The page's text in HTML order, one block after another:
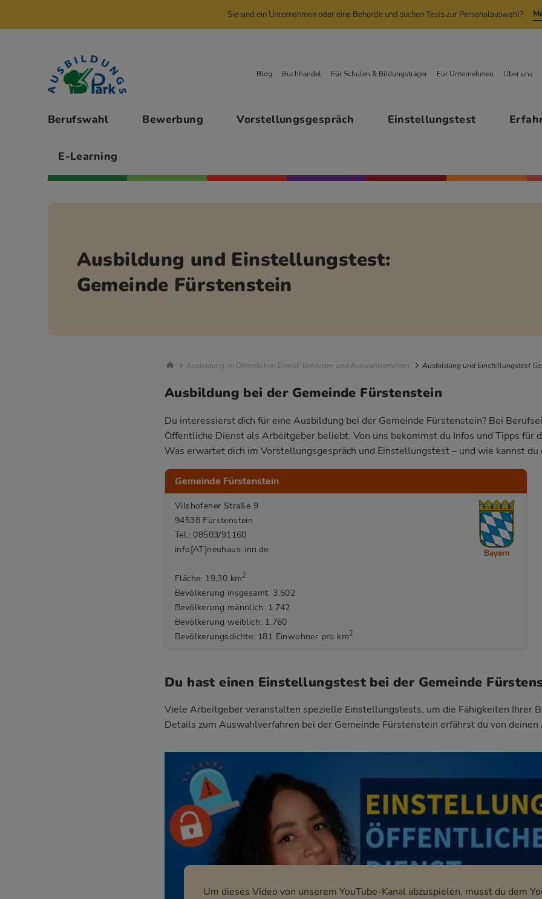
Sie sind ein Unternehmen oder eine Behörde und suchen Tests zur Personalauswahl?
Berufswahl Bewerbung Vorstellungsgespräch Einstellungstest
E-Learning
Blog Buchhandel Für Schulen & Bildungsträger Für Unternehmen Über uns
Ausbildung und Einstellungstest:
Gemeinde Fürstenstein
Breadcrumb Navigation
Ausbildung im Öffentlichen Dienst: Behörden und Auswahlverfahren Ausbildung und Einstellungstest
Ausbildung bei der Gemeinde Fürstenstein
Du interessierst dich für eine Ausbildung bei der Gemeinde Fürstenstein? Bei
Öffentliche Dienst als Arbeitgeber beliebt. Von uns bekommst du Infos und Tipps für
Was erwartet dich im Vorstellungsgespräch und Einstellungstest – und wie kannst du
Gemeinde Fürstenstein
Vilshofener Straße 9
94538 Fürstenstein
Tel.: 08503/91160
info[AT]neuhaus-inn.de
Fläche: 19,30 km2
Bevölkerung insgesamt: 3.502
Bevölkerung männlich: 1.742
Bevölkerung weiblich: 1.760
Bevölkerungsdichte: 181 Einwohner pro km2
Bayern
Du hast einen Einstellungstest bei der Gemeinde
Viele Arbeitgeber veranstalten spezielle Einstellungstests, um die Fähigkeiten Ihrer
Details zum Auswahlverfahren bei der Gemeinde Fürstenstein erfährst du von
Um dieses Video von unserem YouTube-Kanal abzuspielen, musst du dem